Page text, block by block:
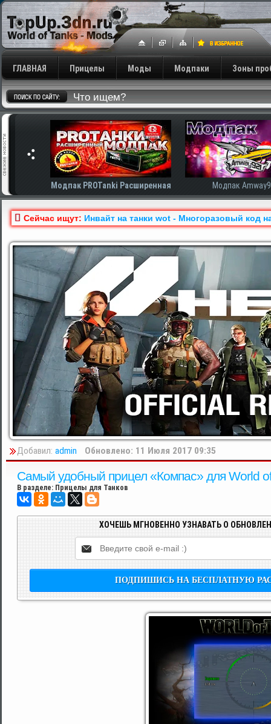
ГЛАВНАЯ Прицелы Моды Модпаки Зоны
Модпак Amway921 Модпак
Сейчас ищут: Инвайт на танки wot - Многоразовый код
Добавил: admin Обновлено: 11 Июля 2017 09:35
Самый удобный прицел «Компас» для World
В разделе: Прицелы для Танков
ХОЧЕШЬ МГНОВЕННО УЗНАВАТЬ О